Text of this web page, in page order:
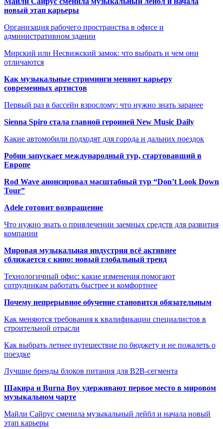
новый этап карьеры
Организация рабочего пространства в офисе и
административном здании
Мирский или Несвижский замок: что выбрать и чем они
отличаются
Как музыкальные стриминги меняют карьеру
современных артистов
Первый раз в бассейн взрослому: что нужно знать заранее
Sienna Spiro стала главной героиней New Music Daily
Какие автомобили подходят для города и дальних поездок
Робин запускает международный тур, стартовавший в
Европе
Rod Wave анонсировал масштабный тур “Don’t Look Down
Tour”
Adele готовит возвращение
Что нужно знать о привлечении заемных средств для развития
компании
Мировая музыкальная индустрия всё активнее
сближается с кино: новый глобальный тренд
Технологичный офис: какие изменения помогают
сотрудникам работать быстрее и комфортнее
Почему непрерывное обучение становится обязательным
Как меняются требования к квалификации специалистов в
строительной отрасли
Как выбрать летнее путешествие по бюджету и не пожалеть о
поездке
Лучшие бренды блоков питания для B2B-сегмента
Шакира и Burna Boy удерживают первое место в мировом
музыкальном чарте
Майли Сайрус сменила музыкальный лейбл и начала новый
этап карьеры